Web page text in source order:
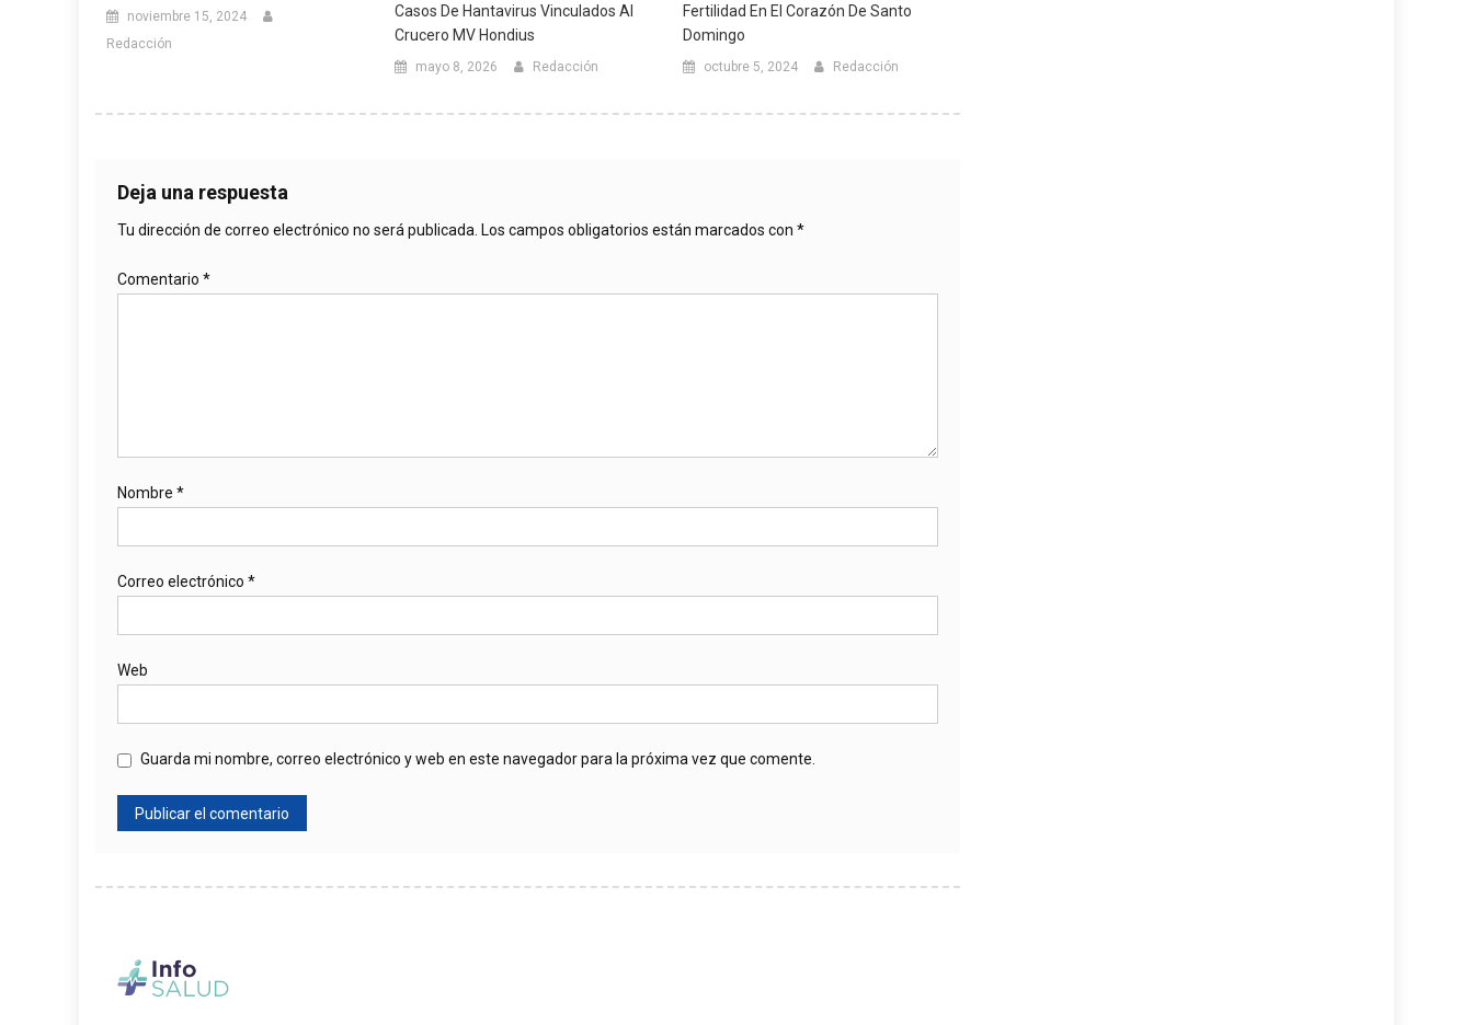
noviembre 15, 2024
Redacción
Casos De Hantavirus Vinculados Al
Crucero MV Hondius
mayo 8, 2026 Redacción
Fertilidad En El Corazón De Santo
Domingo
octubre 5, 2024 Redacción
Deja una respuesta
Tu dirección de correo electrónico no será publicada. Los campos obligatorios están marcados con *
Comentario *
Nombre *
Correo electrónico *
Web
Guarda mi nombre, correo electrónico y web en este navegador para la próxima vez que comente.